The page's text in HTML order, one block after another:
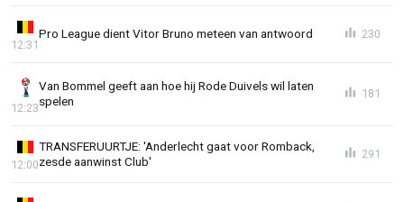
Pro League dient Vitor Bruno meteen van antwoord
12:31
230
Van Bommel geeft aan hoe hij Rode Duivels wil laten
spelen
12:23
181
TRANSFERUURTJE: 'Anderlecht gaat voor Romback,
zesde aanwinst Club'
12:00
291